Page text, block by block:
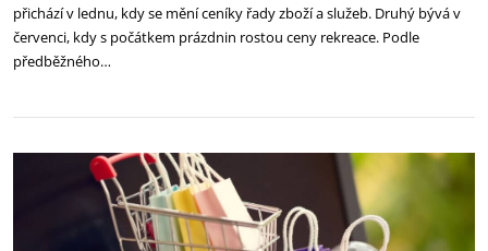
přichází v lednu, kdy se mění ceníky řady zboží a služeb. Druhý bývá v
červenci, kdy s počátkem prázdnin rostou ceny rekreace. Podle
předběžného…